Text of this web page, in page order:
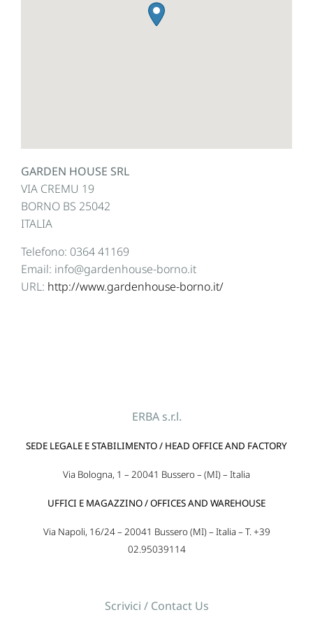
GARDEN HOUSE SRL
VIA CREMU 19
BORNO BS 25042
ITALIA
Telefono: 0364 41169
Email: info@gardenhouse-borno.it
URL: http://www.gardenhouse-borno.it/
ERBA s.r.l.
SEDE LEGALE E STABILIMENTO / HEAD OFFICE AND FACTORY
Via Bologna, 1 – 20041 Bussero – (MI) – Italia
UFFICI E MAGAZZINO / OFFICES AND WAREHOUSE
Via Napoli, 16/24 – 20041 Bussero (MI) – Italia – T. +39
02.95039114
Scrivici / Contact Us